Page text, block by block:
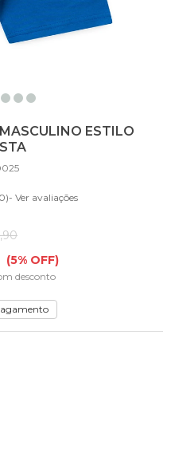
ESTILO
- Ver avaliações
(5% OFF)
desconto